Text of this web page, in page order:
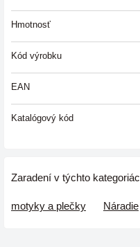
Hmotnosť
Kód výrobku
EAN
Katalógový kód
Zaradení v týchto
motyky a plečky Náradie